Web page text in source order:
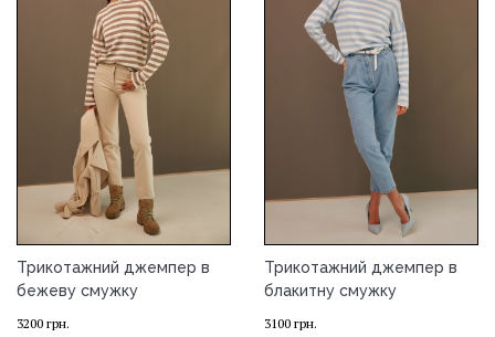
Трикотажний джемпер в
бежеву смужку
3200 грн.
Трикотажний джемпер в
блакитну смужку
3100 грн.